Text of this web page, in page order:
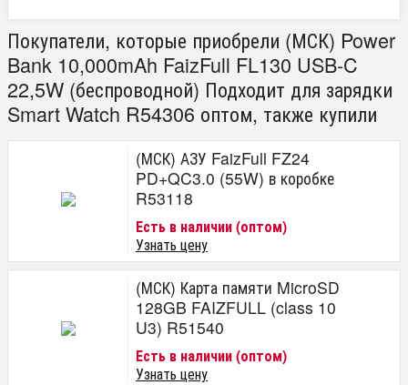
Покупатели, которые приобрели (МСК) Power
Bank 10,000mAh FaizFull FL130 USB-C
22,5W (беспроводной) Подходит для зарядки
Smart Watch R54306 оптом, также купили
(МСК) АЗУ FaizFull FZ24
PD+QC3.0 (55W) в коробке
R53118
Есть в наличии (оптом)
Узнать цену
(МСК) Карта памяти MicroSD
128GB FAIZFULL (class 10
U3) R51540
Есть в наличии (оптом)
Узнать цену